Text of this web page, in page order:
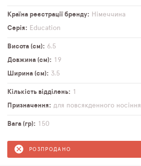
Країна реєстрації бренду
Німеччина
Серія
Education
Висота (см)
6,5
Довжина (см)
19
Ширина (см)
3,5
Кількість відділень
1
Призначення
для повсякденного носіння
Вага (гр) 150
РОЗПРОДАНО